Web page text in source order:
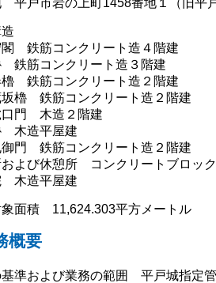
平戸市岩の上町1458番地１（旧平戸
閣 鉄筋コンクリート造４階建
鉄筋コンクリート造３階建
櫓 鉄筋コンクリート造２階建
坂櫓 鉄筋コンクリート造２階建
口門 木造２階建
木造平屋建
御門 鉄筋コンクリート造２階建
および休憩所 コンクリートブロッ
木造平屋建
象面積 11,624.303平方メートル
概要
準および業務の範囲 平戸城指定